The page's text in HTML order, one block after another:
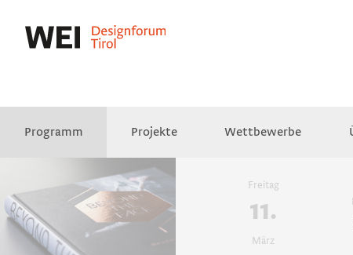
Programm Projekte Wettbewerbe
Empfehlungen Videos
Freitag
11.
März